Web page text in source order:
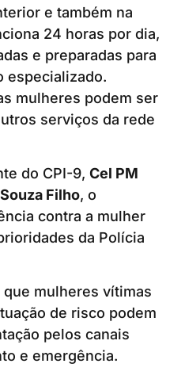
e também na
24 horas por dia,
e preparadas para
especializado.
mulheres podem ser
serviços da rede
do CPI-9, Cel PM
Filho, o
contra a mulher
da Polícia
mulheres vítimas
de risco podem
pelos canais
e emergência.